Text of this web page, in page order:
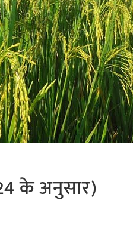
के अनुसार)